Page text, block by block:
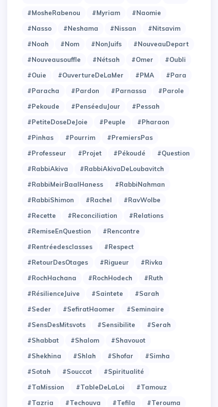
#MosheRabenou
#Myriam
#Naomie
#Nasso
#Neshama #Nissan
#Nitsavim
#Noah
#Nom #NonJuifs
#NouveauDepart
#Nouveausouffle
#Nétsah #Omer
#Oubli
#Ouie
#OuvertureDeLaMer #PMA
#Para
#Paracha
#Pardon #Parnassa
#Parole
#Pekoude
#PenséeduJour
#Pessah
#PetiteDoseDeJoie
#Peuple
#Pharaon
#Pinhas
#Pourrim
#PremiersPas
#Professeur
#Projet #Pékoudé
#Question
#RabbiAkiva
#RabbiAkivaDeLoubavitch
#RabbiMeirBaalHaness
#RabbiNahman
#RabbiShimon
#Rachel
#RavWolbe
#Recette
#Reconciliation
#Relations
#RemiseEnQuestion
#Rencontre
#Rentréedesclasses
#Respect
#RetourDesOtages
#Rigueur
#Rivka
#RochHachana
#RochHodech
#Ruth
#RésilienceJuive
#Saintete
#Sarah
#Seder
#SefiratHaomer
#Seminaire
#SensDesMitsvots
#Sensibilite
#Serah
#Shabbat
#Shalom
#Shavouot
#Shekhina
#Shlah #Shofar
#Simha
#Sotah
#Souccot
#Spiritualité
#TaMission
#TableDeLaLoi
#Tamouz
#Tazria
#Techouva #Tefila
#Terouma